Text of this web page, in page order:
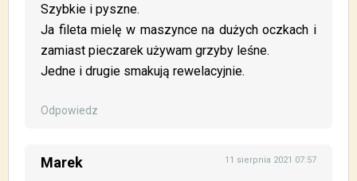
Szybkie i pyszne.
Ja fileta mielę w maszynce na dużych oczkach i
zamiast pieczarek używam grzyby leśne.
Jedne i drugie smakują rewelacyjnie.
Odpowiedz
Marek 11 sierpnia 2021 07:57